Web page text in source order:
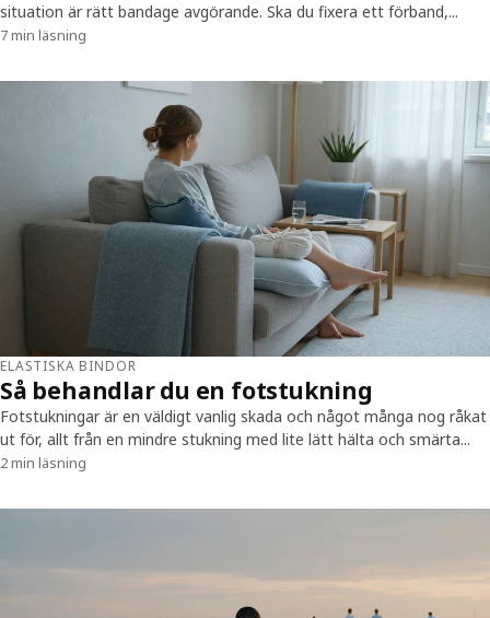
situation är rätt bandage avgörande. Ska du fixera ett förband,...
7 min läsning
ELASTISKA BINDOR
Så behandlar du en fotstukning
Fotstukningar är en väldigt vanlig skada och något många nog råkat
ut för, allt från en mindre stukning med lite lätt hälta och smärta...
2 min läsning